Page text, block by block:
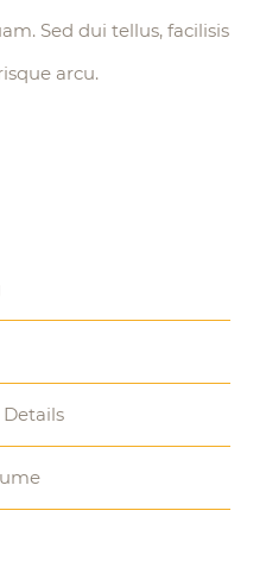
Sed dui tellus, facilisis
arcu.